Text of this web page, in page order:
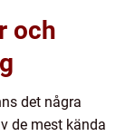
och
det några
de mest kända